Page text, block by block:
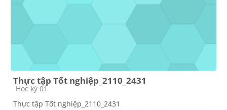
Thực tập Tốt nghiệp_2110_2431
Các loại khóa học
Học kỳ 01
Thực tập Tốt nghiệp_2110_2431